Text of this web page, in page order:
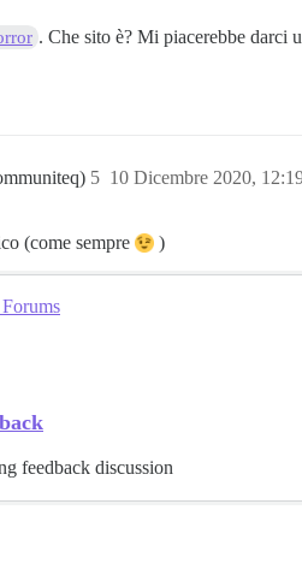
. Che sito è? Mi piacerebbe darci
10 Dicembre 2020,
5
(come sempre )
feedback discussion